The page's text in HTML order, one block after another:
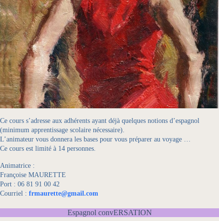
Ce cours s’adresse aux adhérents ayant déjà quelques notions d’espagnol
(minimum apprentissage scolaire nécessaire).
L’animateur vous donnera les bases pour vous préparer au voyage …
Ce cours est limité à 14 personnes.
Animatrice :
Françoise MAURETTE
Port : 06 81 91 00 42
Courriel : frmaurette@gmail.com
Espagnol convERSATION